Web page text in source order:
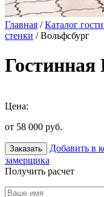
Главная /Каталог
стенки / Вольфсбург
Гостинная
Цена:
от 58 000 руб.
Заказать Добавить в
замерщика
Получить расчет